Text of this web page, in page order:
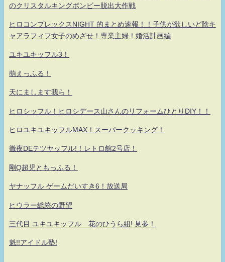
のクリスタルキングボンビー脱出大作戦
ヒロコンプレックスNIGHT 的まとめ速報！！子供が欲しいど陰キ
ャアラフィフ女子のめざせ！専業主婦！婚活計画編
ユキユキッフル3！
萌えっふる！
天にまします我ら！
ヒロシッフル！ヒロシデース山さんのリフォームひとりDIY！！
ヒロユキユキッフルMAX！スーパークッキング！
徹夜DEテツヤッフル!！レトロ館2号店！
剛Q超児ともっふる！
ヤナッフル ゲームだいすき6！放送局
ヒウラー総統の野望
三代目 ユキユキッフル 花のひうら組! 見参！
魁!!アイドル塾!